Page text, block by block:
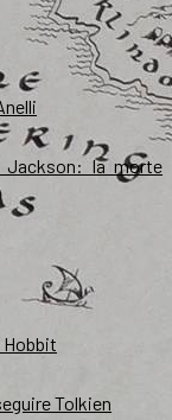
Jackson: la morte
Hobbit
Tolkien